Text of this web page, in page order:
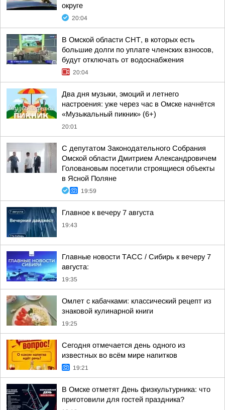
округе
20:04
В Омской области СНТ, в которых есть
большие долги по уплате членских взносов,
будут отключать от водоснабжения
20:04
Два дня музыки, эмоций и летнего
настроения: уже через час в Омске начнётся
«Музыкальный пикник» (6+)
20:01
С депутатом Законодательного Собрания
Омской области Дмитрием Александровичем
Головановым посетили строящиеся объекты
в Ясной Поляне
19:59
Главное к вечеру 7 августа
19:43
Главные новости ТАСС / Сибирь к вечеру 7
августа:
19:35
Омлет с кабачками: классический рецепт из
знаковой кулинарной книги
19:25
Сегодня отмечается день одного из
известных во всём мире напитков
19:21
В Омске отметят День физкультурника: что
приготовили для гостей праздника?